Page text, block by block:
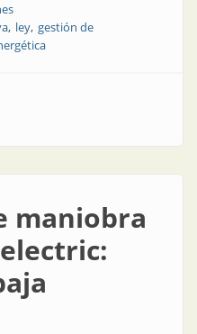
ley gestión de
chileno aprobó la Ley de Eficiencia
maniobra